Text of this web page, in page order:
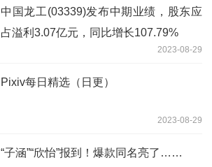
中国龙工(03339)发布中期业绩，股东应
占溢利3.07亿元，同比增长107.79%
2023-08-29
Pixiv每日精选（日更）
2023-08-29
“子涵”“欣怡”报到！爆款同名亮了……